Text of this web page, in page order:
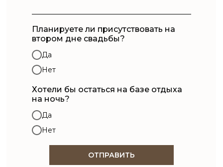
Планируете ли присутствовать на
втором дне свадьбы?
Да
Нет
Хотели бы остаться на базе отдыха
на ночь?
Да
Нет
ОТПРАВИТЬ